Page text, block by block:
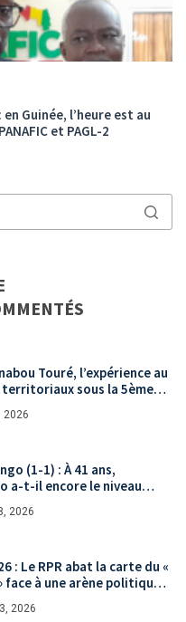
en Guinée, l’heure est au
et PAGL-2
Touré, l’expérience au
sous la 5ème
2026
(1-1) : À 41 ans,
a-t-il encore le niveau
2026
: Le RPR abat la carte du «
à une arène politique
2026